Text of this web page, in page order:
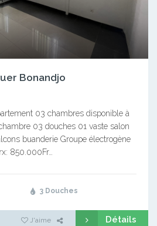
Bonandjo
03 chambres disponible à
03 douches 01 vaste salon
buanderie Groupe électrogène
850.000Fr…
3 Douches
J'aime Détails